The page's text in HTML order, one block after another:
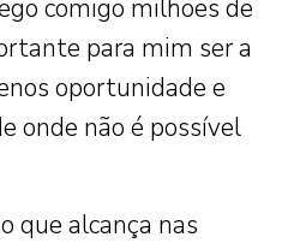
comigo milhões de
para mim ser a
oportunidade e
onde não é possível
que alcança nas